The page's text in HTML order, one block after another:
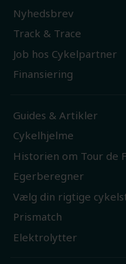
Nyhedsbrev
Track & Trace
Job hos Cykelpartner
Finansiering
Guides & Artikler
Cykelhjelme
Historien om Tour de
Egerberegner
Vælg din rigtige
Prismatch
Elektrolytter